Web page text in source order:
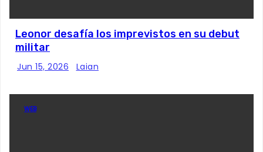
Leonor desafía los imprevistos en su debut
militar
Jun 15, 2026 Laian
WEB